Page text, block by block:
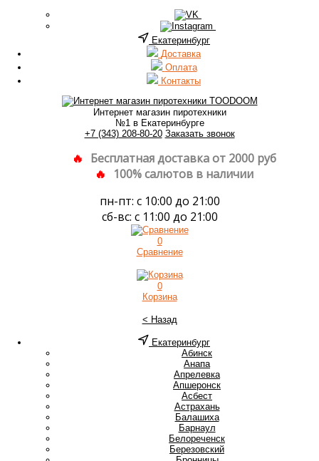
Екатеринбург
Доставка
Оплата
Контакты
Интернет магазин пиротехники
№1 в Екатеринбурге
+7 (343) 208-80-20 Заказать звонок
Бесплатная доставка от 2000 руб
100% салютов в наличии
пн-пт: с 10:00 до 21:00
сб-вс: с 11:00 до 21:00
0
Сравнение
0
Корзина
< Назад
Екатеринбург
Абинск
Анапа
Апрелевка
Апшеронск
Асбест
Астрахань
Балашиха
Барнаул
Белореченск
Березовский